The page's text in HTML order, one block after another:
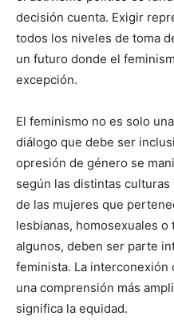
decisión cuenta. Exigir
todos los niveles de toma
un futuro donde el
excepción.
El feminismo no es solo
diálogo que debe ser
opresión de género se
según las distintas
de las mujeres que
lesbianas, homosexuales
algunos, deben ser parte
feminista. La interconexión
una comprensión más
significa la equidad.